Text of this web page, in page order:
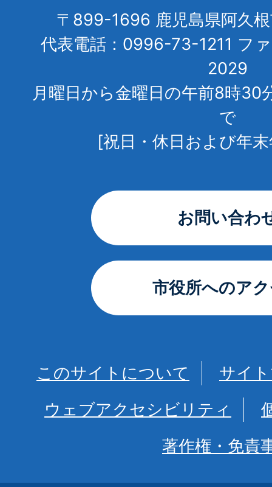
〒899-1696 鹿児島県阿久
代表電話：0996-73-1211 フ
2029
月曜日から金曜日の午前8時30
で
[祝日・休日および年
お問い合わ
市役所へのア
このサイトについて
サイ
ウェブアクセシビリティ
著作権・免責